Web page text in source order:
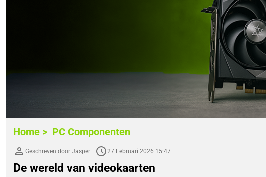
Home > PC Componenten
Geschreven door Jasper 27 Februari 2026 15:47
De wereld van videokaarten